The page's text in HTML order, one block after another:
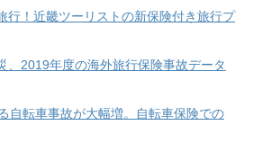
行！近畿ツーリストの新保険付き旅行プ
、2019年度の海外旅行保険事故データ
自転車事故が大幅増。自転車保険での